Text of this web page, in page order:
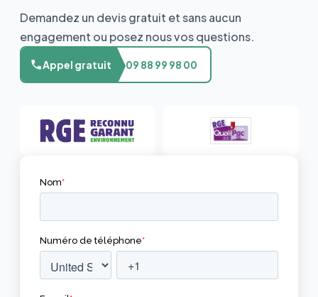
Demandez un devis gratuit et sans aucun
engagement ou posez nous vos questions.
Appel gratuit 09 88 99 98 00